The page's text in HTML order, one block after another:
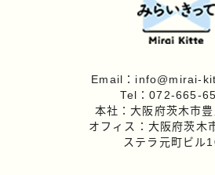
Email：info@mirai-
Tel：072-665-
本社：大阪府茨木市
オフィス：大阪府茨木
ステラ元町ビル